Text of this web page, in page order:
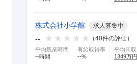
株式会社小学館 求人募集中
-- （40件の評価）
平均残業時間
--時間
有給取得率
--%
平均年収
1349万円